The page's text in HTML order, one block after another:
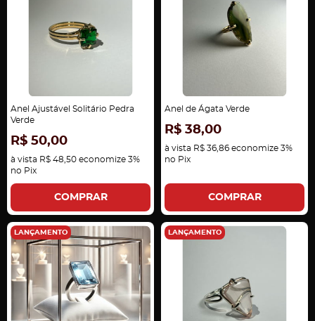
Anel Ajustável Solitário Pedra
Verde
R$ 50,00
à vista R$ 48,50 economize 3%
no Pix
COMPRAR
Anel de Ágata Verde
R$ 38,00
à vista R$ 36,86 economize 3%
no Pix
COMPRAR
LANÇAMENTO LANÇAMENTO